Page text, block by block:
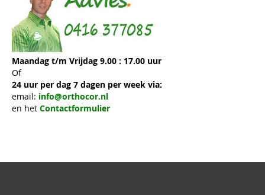
Maandag t/m Vrijdag 9.00 : 17.00 uur
Of
24 uur per dag 7 dagen per week via:
email: info@orthocor.nl
en het Contactformulier